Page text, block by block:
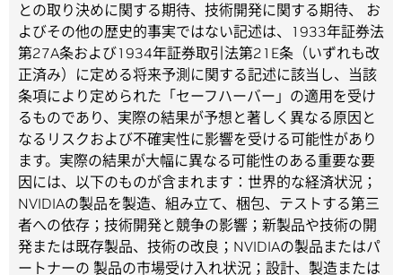
との取り決めに関する期待、技術開発に関する期待、 お
よびその他の歴史的事実ではない記述は、1933年証券法
第27A条および1934年証券取引法第21E条（いずれも改
正済み）に定める将来予測に関する記述に該当し、当該
条項により定められた「セーフハーバー」の適用を受け
るものであり、実際の結果が予想と著しく異なる原因と
なるリスクおよび不確実性に影響を受ける可能性があり
ます。実際の結果が大幅に異なる可能性のある重要な要
因には、以下のものが含まれます：世界的な経済状況；
NVIDIAの製品を製造、組み立て、梱包、テストする第三
者への依存；技術開発と競争の影響；新製品や技術の開
発または既存製品、技術の改良；NVIDIAの製品またはパ
ートナーの 製品の市場受け入れ状況；設計、製造または